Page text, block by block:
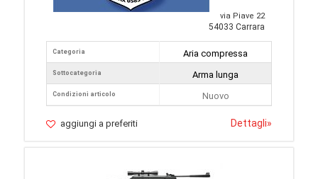
via Piave 22
54033 Carrara
Categoria
Sottocategoria
Condizioni articolo
Aria compressa
Arma lunga
Nuovo
aggiungi a preferiti Dettagli»